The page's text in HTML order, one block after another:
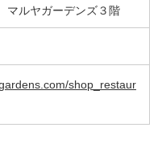
ルヤガーデンズ３階
shop_restaur